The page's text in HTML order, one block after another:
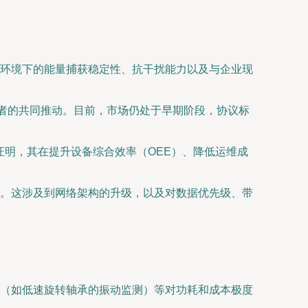
境下的能量捕获稳定性、抗干扰能力以及与企业现
共同推动。目前，市场仍处于早期阶段，协议标
，其在提升设备综合效率（OEE）、降低运维成
这涉及到网络架构的升级，以及对数据优先级、带
如低速旋转轴承的振动监测）等对功耗和成本极度